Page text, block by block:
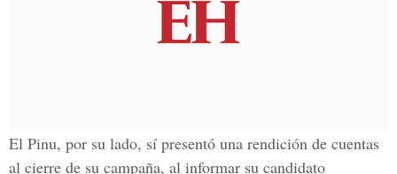
El Pinu, por su lado, sí presentó una rendición de cuentas
al cierre de su campaña, al informar su candidato